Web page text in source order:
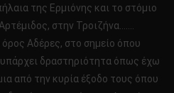
της Ερμιόνης και το στόμιο
στην Τροιζήνα…….
Αδέρες, στο σημείο όπου
δραστηριότητα όπως έχω
από την κυρία έξοδο τους όπου